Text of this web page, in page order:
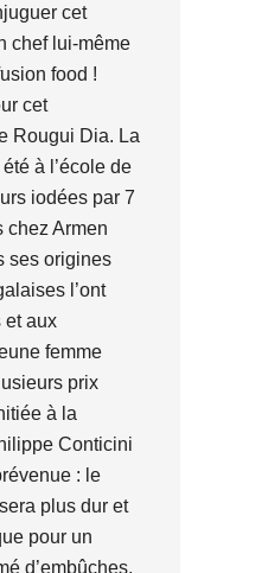
cet
chef lui-même
food !
cet
Rougui Dia. La
à l’école de
iodées par 7
chez Armen
ses origines
l’ont
et aux
femme
prix
à la
Conticini
: le
plus dur et
pour un
d’embûches,